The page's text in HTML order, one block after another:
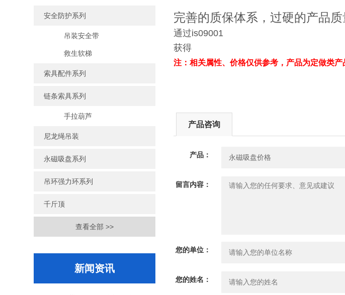
安全防护系列
吊装安全带
救生软梯
索具配件系列
链条索具系列
手拉葫芦
尼龙绳吊装
永磁吸盘系列
吊环强力环系列
千斤顶
查看全部 >>
新闻资讯
完善的质保体系，过硬的产品质
通过is09001
获得
注：相关属性、价格仅供参考，产品为定做类
产品咨询
产品：
留言内容：
您的单位：
您的姓名：